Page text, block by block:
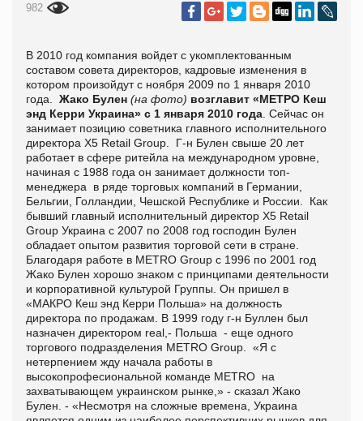
982
В 2010 год компания войдет с укомплектованным
составом совета директоров, кадровые изменения в
котором произойдут с ноября 2009 по 1 января 2010
года. Жако Булен (на фото) возглавит «МЕТРО Кеш
энд Керри Украина» с 1 января 2010 года . Сейчас он
занимает позицию советника главного исполнительного
директора Х5 Retail Group. Г-н Булен свыше 20 лет
работает в сфере ритейла на международном уровне,
начиная с 1988 года он занимает должности топ-
менеджера в ряде торговых компаний в Германии,
Бельгии, Голландии, Чешской Республике и России. Как
бывший главный исполнительный директор X5 Retail
Group Украина с 2007 по 2008 год господин Булен
обладает опытом развития торговой сети в стране.
Благодаря работе в METRO Group с 1996 по 2001 год
Жако Булен хорошо знаком с принципами деятельности
и корпоративной культурой Группы. Он пришел в
«МАКРО Кеш энд Керри Польша» на должность
директора по продажам. В 1999 году г-н Буллен был
назначен директором real,- Польша - еще одного
торгового подразделения METRO Group. «Я с
нетерпением жду начала работы в
высокопрофесиональной команде METRO на
захватывающем украинском рынке,» - сказал Жако
Булен. - «Несмотря на сложные времена, Украина